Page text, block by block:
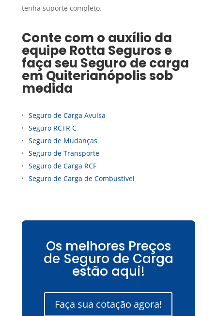
tenha suporte completo.
Conte com o auxílio da
equipe Rotta Seguros e
faça seu Seguro de carga
em Quiterianópolissob
medida
Seguro de Carga Avulsa
Seguro RCTR C
Seguro de Mudanças
Seguro de Transporte
Seguro de Carga RCF
Seguro de Carga de Combustível
Os melhores Preços
de Seguro de Carga
estão aqui!
Faça sua cotação agora!